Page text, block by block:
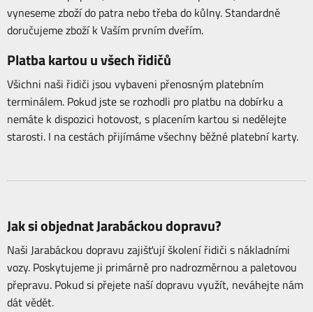
vyneseme zboží do patra nebo třeba do kůlny. Standardně
doručujeme zboží k Vaším prvním dveřím.
Platba kartou u všech řidičů
Všichni naši řidiči jsou vybaveni přenosným platebním
terminálem. Pokud jste se rozhodli pro platbu na dobírku a
nemáte k dispozici hotovost, s placením kartou si nedělejte
starosti. I na cestách přijímáme všechny běžné platební karty.
Jak si objednat Jarabáckou dopravu?
Naši Jarabáckou dopravu zajišťují školení řidiči s nákladními
vozy. Poskytujeme ji primárně pro nadrozměrnou a paletovou
přepravu. Pokud si přejete naší dopravu využít, neváhejte nám
dát vědět.